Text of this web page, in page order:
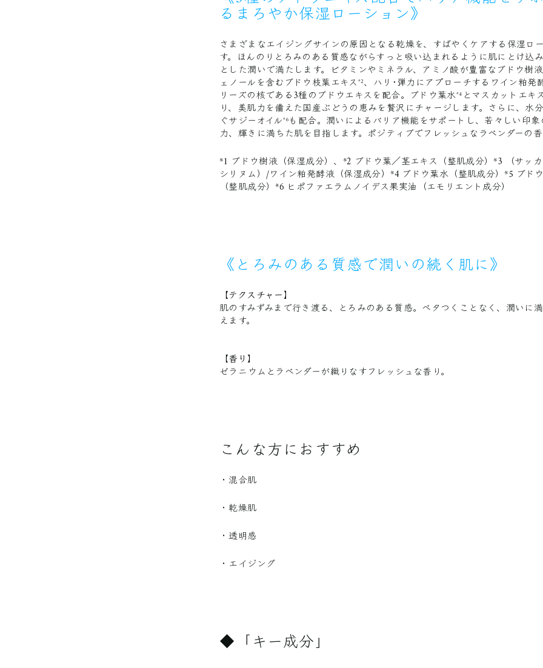
るまろやか保湿ローション》
さまざまなエイジングサインの原因となる乾燥を、すばやくケアする保湿ロ
す。ほんのりとろみのある質感ながらすっと吸い込まれるように肌にとけ込
とした潤いで満たします。ビタミンやミネラル、アミノ酸が豊富なブドウ樹液
ェノールを含むブドウ枝葉エキス*2、ハリ･弾力にアプローチするワイン粕発
リーズの核である3種のブドウエキスを配合。ブドウ葉水*4 とマスカットエキ
り、美肌力を備えた国産ぶどうの恵みを贅沢にチャージします。さらに、水
ぐサジーオイル*6も配合。潤いによるバリア機能をサポートし、若々しい印
力、輝きに満ちた肌を目指します。ポジティブでフレッシュなラベンダーの香
*1 ブドウ樹液（保湿成分）、 *2 ブドウ葉／茎エキス（整肌成分）*3 （サッ
シリヌム）/ワイン粕発酵液（保湿成分）*4 ブドウ葉水（整肌成分）*5 ブド
（整肌成分）*6 ヒポファエラムノイデス果実油（エモリエント成分）
《とろみのある質感で潤いの続く肌に》
【テクスチャー】
肌のすみずみまで行き渡る、とろみのある質感。ベタつくことなく、潤いに
えます。
【香り】
ゼラニウムとラベンダーが織りなすフレッシュな香り。
こんな方におすすめ
・混合肌
・乾燥肌
・透明感
・エイジング
◆「キー成分」